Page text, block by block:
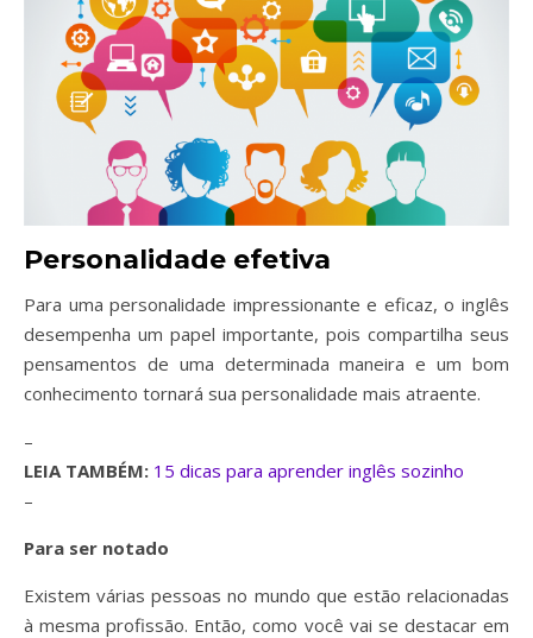
Personalidade efetiva
Para uma personalidade impressionante e eficaz, o inglês
desempenha um papel importante, pois compartilha seus
pensamentos de uma determinada maneira e um bom
conhecimento tornará sua personalidade mais atraente.
–
LEIA TAMBÉM: 15 dicas para aprender inglês sozinho
–
Para ser notado
Existem várias pessoas no mundo que estão relacionadas
à mesma profissão. Então, como você vai se destacar em